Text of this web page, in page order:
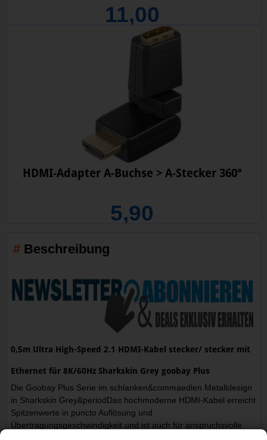
11,00
HDMI-Adapter A-Buchse > A-Stecker 360°
5,90
Beschreibung
0,5m Ultra High-Speed 2.1 HDMI-Kabel stecker/ stecker mit
Ethernet für 8K/60Hz Sharkskin Grey goobay Plus
Die Goobay Plus Serie im schlanken&commaedlen Metalldesign
in Sharkskin Grey&periodDas hochmoderne HDMI-Kabel erreicht
Spitzenwerte in puncto Auflösung und
Übertragungsgeschwindigkeit und ist auch für anspruchsvolle